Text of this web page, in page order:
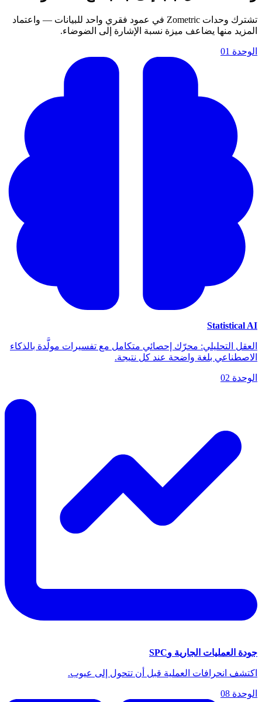
تشترك وحدات Zometric في عمود فقري واحد للبيانات — واعتماد
المزيد منها يضاعف ميزة نسبة الإشارة إلى الضوضاء.
الوحدة 01
Statistical AI
العقل التحليلي: محرّك إحصائي متكامل مع تفسيرات مولَّدة بالذكاء
الاصطناعي بلغة واضحة عند كل نتيجة.
الوحدة 02
جودة العمليات الجارية وSPC
اكتشف انحرافات العملية قبل أن تتحول إلى عيوب.
الوحدة 08